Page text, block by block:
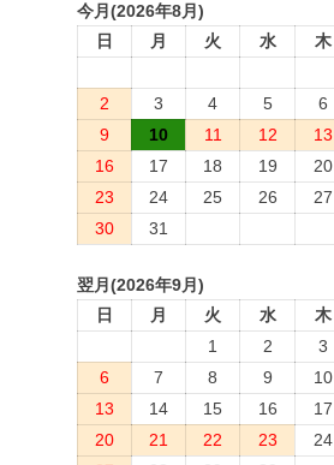
今月(2026年8月)
日
月 火 水 木
2
3 4 5 6
9
10 11 12 13
16
17 18 19 20
23
24 25 26 27
30
31
翌月(2026年9月)
日
月 火 水 木
1
2 3
6
7 8 9 10
13
14 15 16 17
20
21 22 23 24